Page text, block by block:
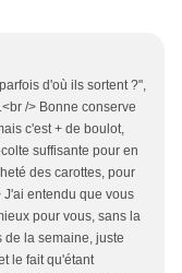
d'où ils sortent ?",
/> Bonne conserve
c'est + de boulot,
suffisante pour en
des carottes, pour
J'ai entendu que vous
pour vous, sans la
de la semaine, juste
le fait qu'étant